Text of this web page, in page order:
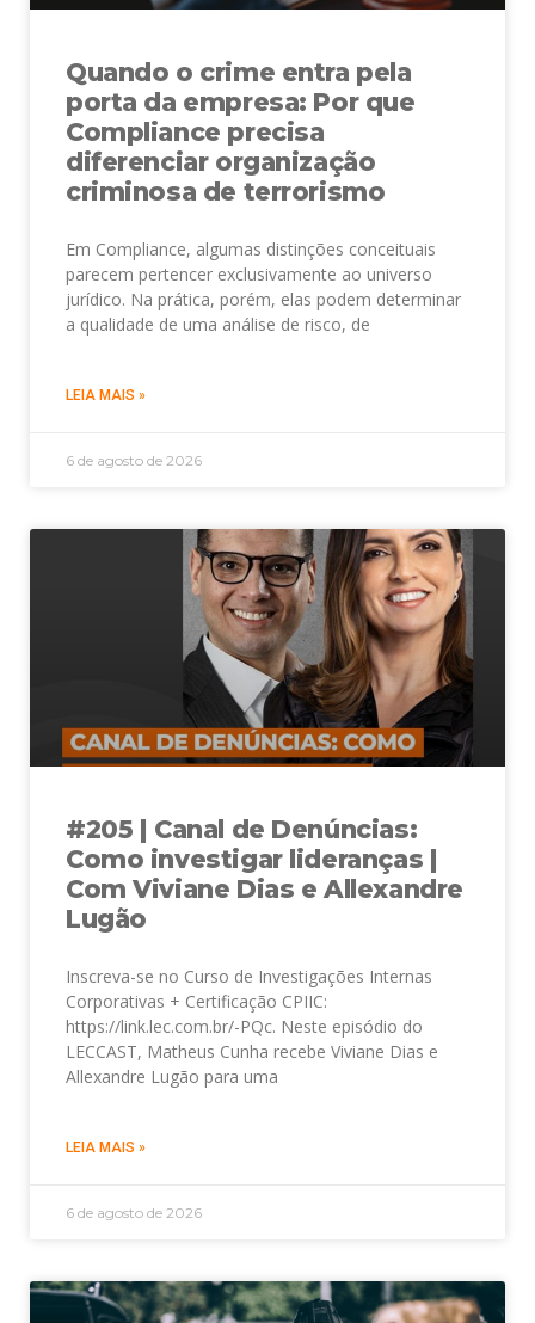
Quando o crime entra pela
porta da empresa: Por que
Compliance precisa
diferenciar organização
criminosa de terrorismo
Em Compliance, algumas distinções conceituais
parecem pertencer exclusivamente ao universo
jurídico. Na prática, porém, elas podem determinar
a qualidade de uma análise de risco, de
LEIA MAIS »
6 de agosto de 2026
#205 | Canal de Denúncias:
Como investigar lideranças |
Com Viviane Dias e Allexandre
Lugão
Inscreva-se no Curso de Investigações Internas
Corporativas + Certificação CPIIC:
https://link.lec.com.br/-PQc. Neste episódio do
LECCAST, Matheus Cunha recebe Viviane Dias e
Allexandre Lugão para uma
LEIA MAIS »
6 de agosto de 2026